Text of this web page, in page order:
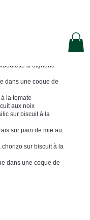
originales.
& oignons
dans une coque de
la tomate
aux noix
sur biscuit à la
sur pain de mie au
sur biscuit à la
dans une coque de